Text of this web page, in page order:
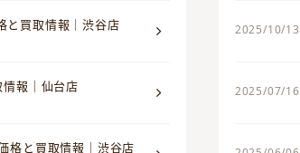
と買取情報｜渋谷店
報｜仙台店
格と買取情報｜渋谷店
2025/10/13
2025/07/16